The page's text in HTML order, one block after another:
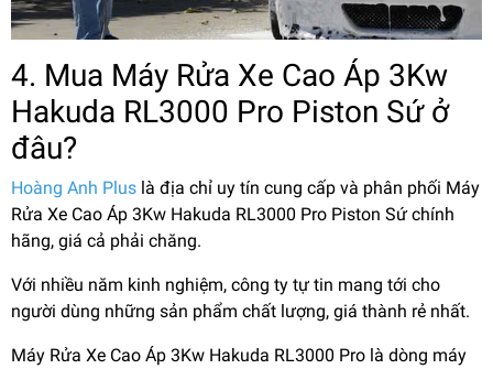
4. Mua Máy Rửa Xe Cao Áp 3Kw
Hakuda RL3000 Pro Piston Sứ ở
đâu?
Hoàng Anh Plus là địa chỉ uy tín cung cấp và phân phối Máy
Rửa Xe Cao Áp 3Kw Hakuda RL3000 Pro Piston Sứ chính
hãng, giá cả phải chăng.
Với nhiều năm kinh nghiệm, công ty tự tin mang tới cho
người dùng những sản phẩm chất lượng, giá thành rẻ nhất.
Máy Rửa Xe Cao Áp 3Kw Hakuda RL3000 Pro là dòng máy